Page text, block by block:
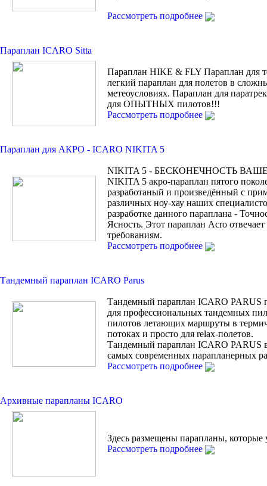
Рассмотреть подробнее
Параплан ICARO Sitta
Параплан HIKE & FLY Параплан для
легкий параплан для полетов в
метеоусловиях. Параплан для
для ОПЫТНЫХ пилотов!!!
Рассмотреть подробнее
Параплан для АКРО - ICARO NIKITA 5
NIKITA 5 - БЕСКОНЕЧНОСТЬ
NIKITA 5 акро-параплан пятого
разработаный и произведённый с
различных ноу-хау наших
разработке данного параплана -
Ясность. Этот параплан Acro
требованиям.
Рассмотреть подробнее
Тандемный параплан ICARO Parus
Тандемный параплан ICARO PARUS
для профессиональных тандемных
пилотов летающих маршруты в
потоках и просто для relax-полетов.
Тандемный параплан ICARO PARUS
самых современных парапланерных
Рассмотреть подробнее
Архивные парапланы ICARO
Здесь размещены парапланы, которые
Рассмотреть подробнее